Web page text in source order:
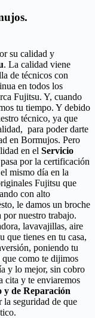
su calidad y
. La calidad viene
de técnicos con
en todos los
Fujitsu. Y, cuando
tu tiempo. Y debido
técnico, ya que
para poder darte
en Bormujos. Pero
en el Servicio
por la certificación
mismo día en la
Fujitsu que
con alto
le damos un broche
por nuestro trabajo.
lavavajillas, aire
que tienes en tu casa,
poniendo tu
que como te dijimos
y lo mejor, sin cobro
cita y te enviaremos
y de Reparación
la seguridad de que